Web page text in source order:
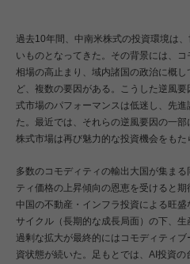
過去10年間、中南米株式の投資環境は
いものとなってきた。その背景には、
相場の高止まり、域内諸国の政治に概
ど、複数の要因がある。こうした逆風
式市場のパフォーマンスは低迷し、先
た。最近では、それらの逆風要因の一
株式市場は再び魅力的な投資機会をもた
多数のコモディティの輸出大国が集ま
ティ価格の上昇傾向の恩恵を受けると
中国の不動産・インフラ投資による旺
サイクル（長期的な成長局面）の下、
過剰な拡大が最終的にはコモディティ
資状態が続いた。足もとでは、AI投資